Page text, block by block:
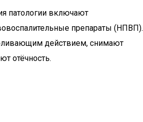
патологии включают
препараты (НПВП).
действием, снимают
отёчность.